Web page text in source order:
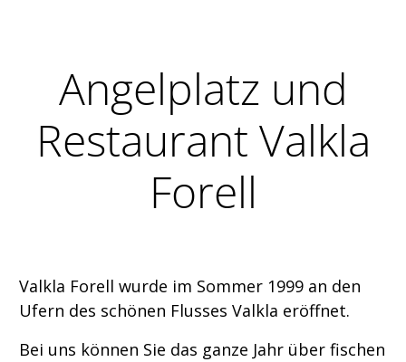
Angelplatz und
Restaurant Valkla
Forell
Valkla Forell wurde im Sommer 1999 an den
Ufern des schönen Flusses Valkla eröffnet.
Bei uns können Sie das ganze Jahr über fischen